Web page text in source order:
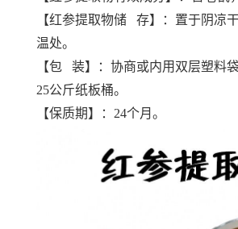
【红参提取物储 存】：置于阴凉
温处。
【包 装】：协商或内用双层塑料
25公斤纸板桶。
【保质期】：24个月。